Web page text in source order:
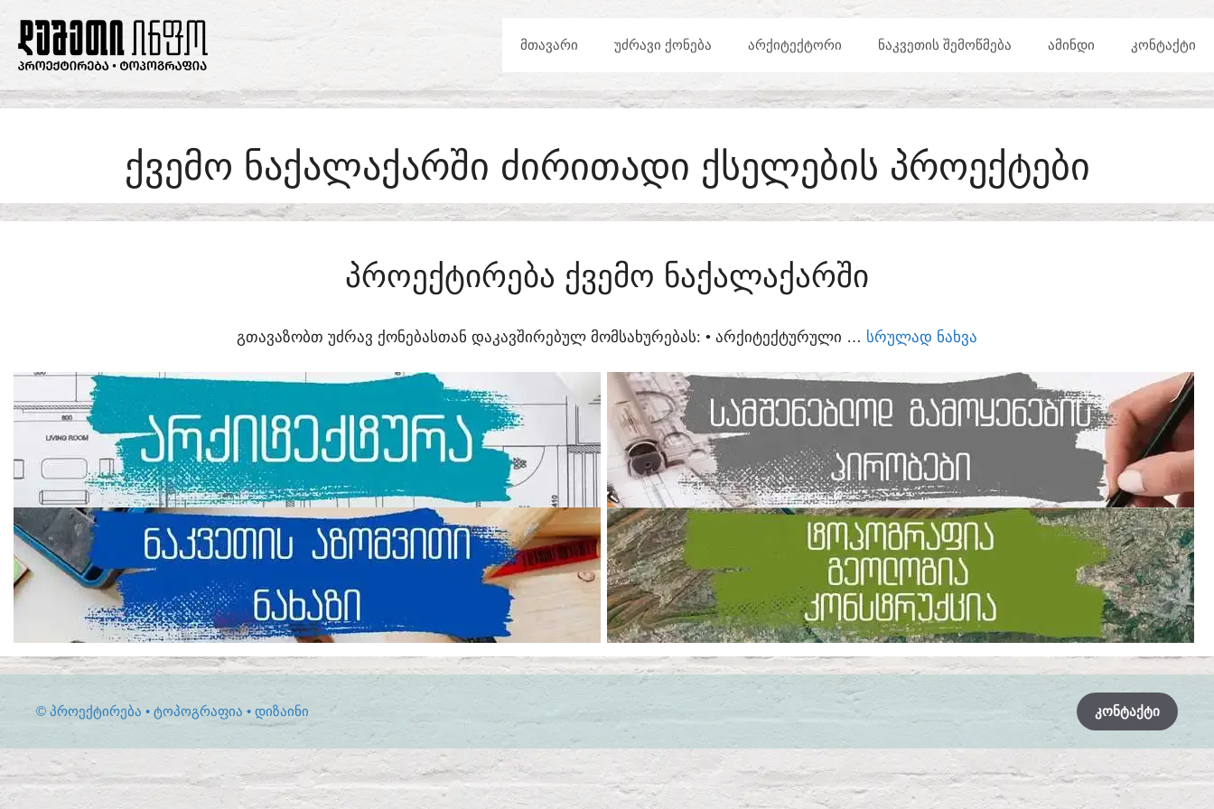
CONTENT
ᲛᲗᲐᲕᲐᲠᲘ ᲣᲫᲠᲐᲕᲘ ᲥᲝᲜᲔᲑᲐ ᲐᲠᲥᲘᲢᲔᲥᲢᲝᲠᲘ ᲜᲐᲙᲕᲔᲗᲘᲡ ᲨᲔᲛᲝᲬᲛᲔᲑᲐ ᲐᲛᲘᲜᲓᲘ ᲙᲝᲜᲢᲐᲥᲢᲘ
ᲥᲕᲔᲛᲝ ᲜᲐᲥᲐᲚᲐᲥᲐᲠᲨᲘ ᲫᲘᲠᲘᲗᲐᲓᲘ ᲥᲡᲔᲚᲔᲑᲘᲡ ᲞᲠᲝᲔᲥᲢᲔᲑᲘ
ᲞᲠᲝᲔᲥᲢᲘᲠᲔᲑᲐ ᲥᲕᲔᲛᲝ ᲜᲐᲥᲐᲚᲐᲥᲐᲠᲨᲘ
ᲒᲗᲐᲕᲐᲖᲝᲑᲗ ᲣᲫᲠᲐᲕ ᲥᲝᲜᲔᲑᲐᲡᲗᲐᲜ ᲓᲐᲙᲐᲕᲨᲘᲠᲔᲑᲣᲚ ᲛᲝᲛᲡᲐᲮᲣᲠᲔᲑᲐᲡ:​ • ᲐᲠᲥᲘᲢᲔᲥᲢᲣᲠᲣᲚᲘ … ᲡᲠᲣᲚᲐᲓ ᲜᲐᲮᲕᲐ
ᲙᲝᲜᲢᲐᲥᲢᲘ
© ᲞᲠᲝᲔᲥᲢᲘᲠᲔᲑᲐ • ᲢᲝᲞᲝᲒᲠᲐᲤᲘᲐ • ᲓᲘᲖᲐᲘᲜᲘ